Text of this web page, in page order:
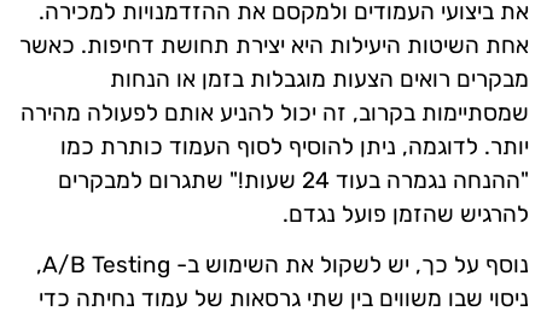
את ביצועי העמודים ולמקסם את ההזדמנויות למכירה.
אחת השיטות היעילות היא יצירת תחושת דחיפות. כאשר
מבקרים רואים הצעות מוגבלות בזמן או הנחות
שמסתיימות בקרוב, זה יכול להניע אותם לפעולה מהירה
יותר. לדוגמה, ניתן להוסיף לסוף העמוד כותרת כמו
"ההנחה נגמרה בעוד 24 שעות!" שתגרום למבקרים
להרגיש שהזמן פועל נגדם.
נוסף על כך, יש לשקול את השימוש ב- A/B Testing,
ניסוי שבו משווים בין שתי גרסאות של עמוד נחיתה כדי